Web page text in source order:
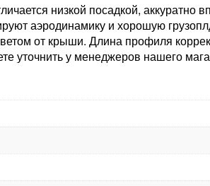
низкой посадкой, аккуратно
аэродинамику и хорошую
от крыши. Длина профиля
уточнить у менеджеров нашего